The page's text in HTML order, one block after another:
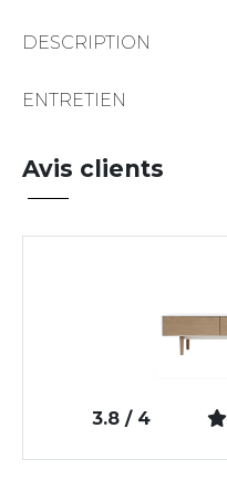
DESCRIPTION
ENTRETIEN
Avis clients
3.8 / 4